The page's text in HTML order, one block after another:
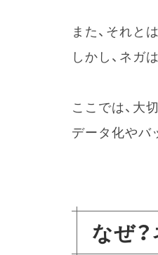
また、それと
しかし、ネガ
ここでは、大
データ化やバ
なぜ